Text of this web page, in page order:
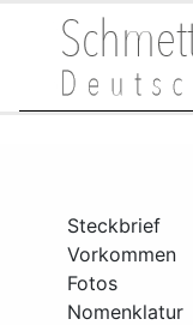
Steckbrief
Vorkommen
Fotos
Nomenklatur